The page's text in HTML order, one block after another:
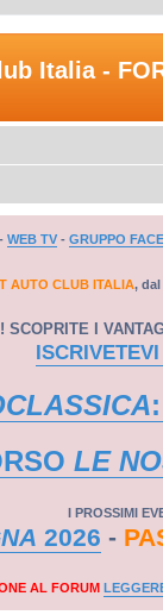
Italia -
- WEB TV - GRUPPO
AUTO CLUB ITALIA,
SCOPRITE I
LE
I PROSSIMI
2026 -
AL FORUM